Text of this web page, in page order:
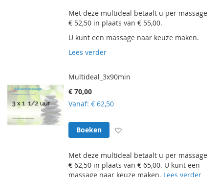
Met deze multideal betaalt u per massage
€ 52,50 in plaats van € 55,00.
U kunt een massage naar keuze maken.
Lees verder
Multideal_3x90min
€ 70,00
Vanaf € 62,50
Boeken
Met deze multideal betaalt u per massage
€ 62,50 in plaats van € 65,00. U kunt een
massage naar keuze maken. Lees verder